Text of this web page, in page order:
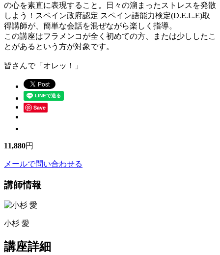
の心を素直に表現すること。日々の溜まったストレスを発散
しよう！スペイン政府認定 スペイン語能力検定(D.E.L.E)取
得講師が、簡単な会話を混ぜながら楽しく指導。
この講座はフラメンコが全く初めての方、または少ししたこ
とがあるという方が対象です。
皆さんで「オレッ！」
Save
11,880円
メールで問い合わせる
講師情報
小杉 愛
講座詳細